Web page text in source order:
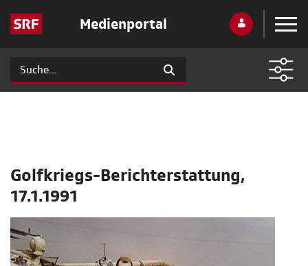
Medienportal
Golfkriegs-Berichterstattung,
17.1.1991